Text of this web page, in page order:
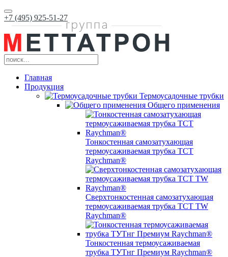
+7 (495) 925-51-27
Главная
Продукция
Термоусадочные трубки
Общего применения
Тонкостенная самозатухающая
термоусаживаемая трубка ТCT
Raychman®
Сверхтонкостенная самозатухающая
термоусаживаемая трубка ТCT TW
Raychman®
Тонкостенная термоусаживаемая
трубка ТУТнг Премиум Raychman®